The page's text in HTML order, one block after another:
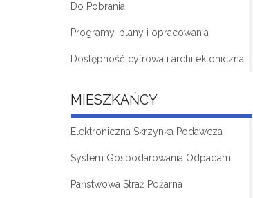
Do Pobrania
Programy, plany i opracowania
Dostępność cyfrowa i architektoniczna
MIESZKAŃCY
Elektroniczna Skrzynka Podawcza
System Gospodarowania Odpadami
Państwowa Straż Pożarna